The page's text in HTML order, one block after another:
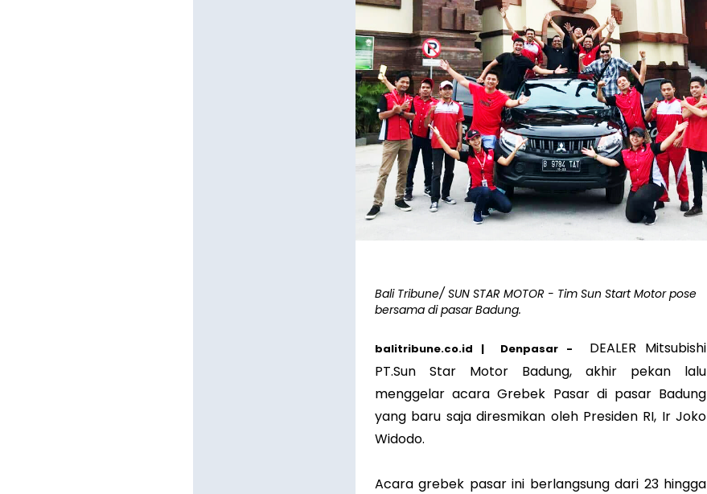
Bali Tribune/ SUN STAR MOTOR - Tim Sun Start Motor pose
bersama di pasar Badung.
balitribune.co.id | Denpasar -
DEALER Mitsubishi
PT.Sun Star Motor Badung, akhir pekan lalu
menggelar acara Grebek Pasar di pasar Badung
yang baru saja diresmikan oleh Presiden RI, Ir Joko
Widodo.
Acara grebek pasar ini berlangsung dari 23 hingga